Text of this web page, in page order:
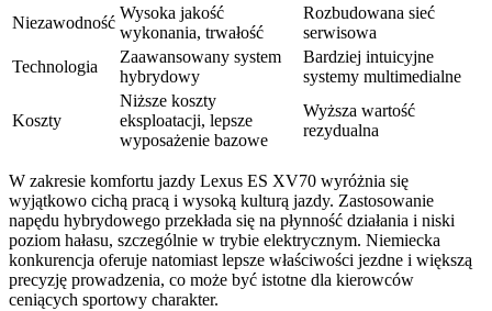
Niezawodność
Wysoka jakość
wykonania, trwałość
Rozbudowana sieć
serwisowa
Technologia
Zaawansowany system
hybrydowy
Bardziej intuicyjne
systemy multimedialne
Koszty
Niższe koszty
eksploatacji, lepsze
wyposażenie bazowe
Wyższa wartość
rezydualna
W zakresie komfortu jazdy Lexus ES XV70 wyróżnia się
wyjątkowo cichą pracą i wysoką kulturą jazdy. Zastosowanie
napędu hybrydowego przekłada się na płynność działania i niski
poziom hałasu, szczególnie w trybie elektrycznym. Niemiecka
konkurencja oferuje natomiast lepsze właściwości jezdne i większą
precyzję prowadzenia, co może być istotne dla kierowców
ceniących sportowy charakter.